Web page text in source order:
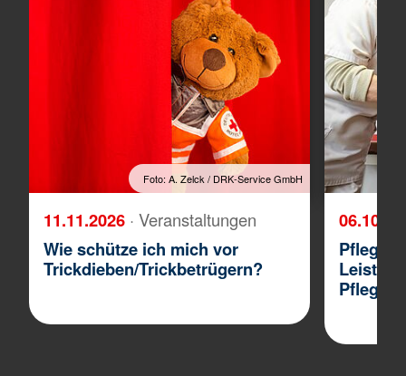
Foto: A. Zelck / DRK-Service GmbH
11.11.2026 · Veranstaltungen
Wie schütze ich mich vor
Trickdieben/Trickbetrügern?